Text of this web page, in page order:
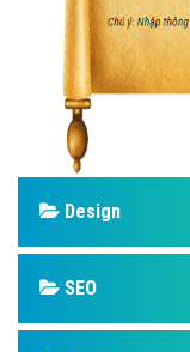
Design
SEO